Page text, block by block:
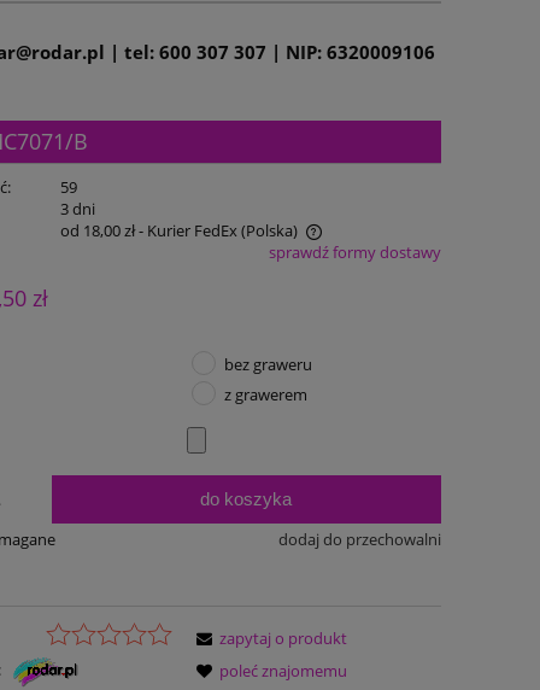
| tel: 600 307 307 | NIP: 6320009106
B
59
3 dni
od 18,00 zł- Kurier FedEx (Polska)
sprawdź formy dostawy
zł
bez graweru
z grawerem
do koszyka
dodaj do przechowalni
zapytaj o produkt
poleć znajomemu